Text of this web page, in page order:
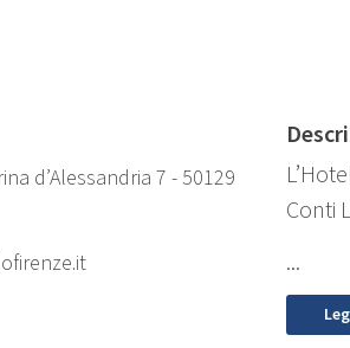
d’Alessandria 7 - 50129
Conti
...